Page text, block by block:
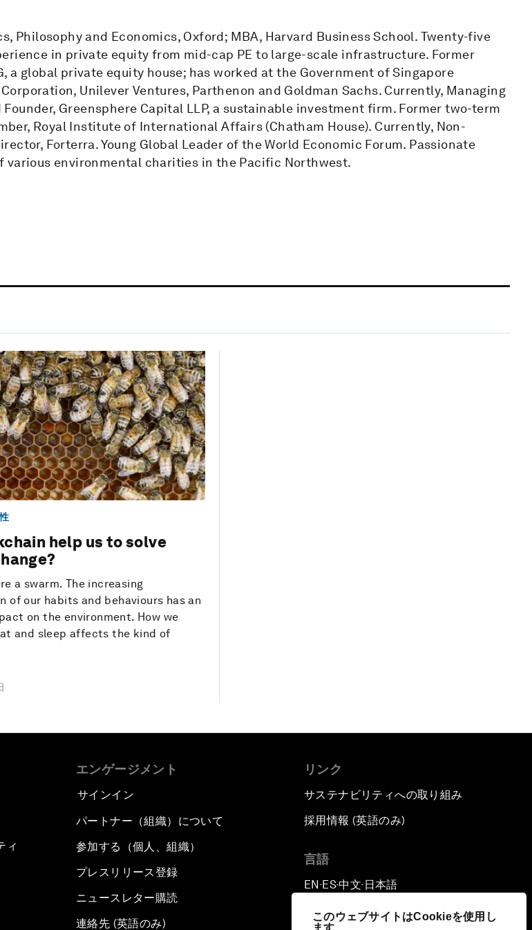
このウェブサイトはCookieを使用し
ます
Philosophy and Economics, Oxford; MBA, Harvard Business School. Twenty-five
in private equity from mid-cap PE to large-scale infrastructure. Former
a global private equity house; has worked at the Government of Singapore
Unilever Ventures, Parthenon and Goldman Sachs. Currently, Managing
Founder, Greensphere Capital LLP, a sustainable investment firm. Former two-term
Royal Institute of International Affairs (Chatham House). Currently, Non-
Forterra. Young Global Leader of the World Economic Forum. Passionate
various environmental charities in the Pacific Northwest.
help us to solve
a swarm. The increasing
of our habits and behaviours has an
on the environment. How we
and sleep affects the kind of
ィ
エンゲージメント
サインイン
パートナー（組織）について
参加する（個人、組織）
プレスリリース登録
ニュースレター購読
連絡先 (英語のみ)
リンク
サステナビリティへの取り組み
採用情報 (英語のみ)
言語
EN ▪ ES▪中文▪ 日本語